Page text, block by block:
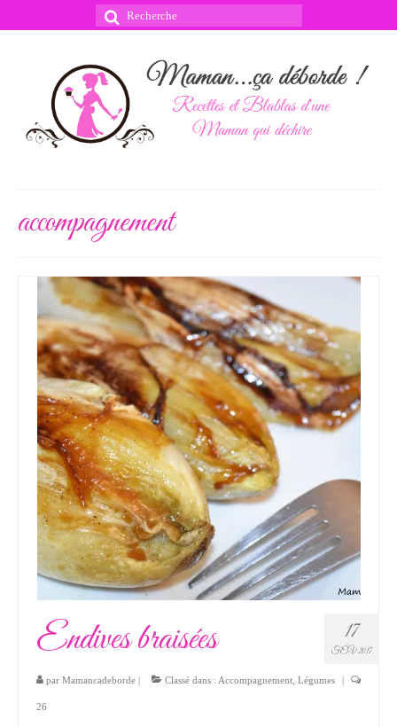
Rechercher
accompagnement
17
FÉV 2017
Endives braisées
par Mamancadeborde | Classé dans : Accompagnement Légumes |
26